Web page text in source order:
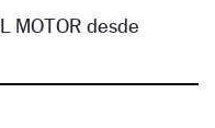
MOTOR desde